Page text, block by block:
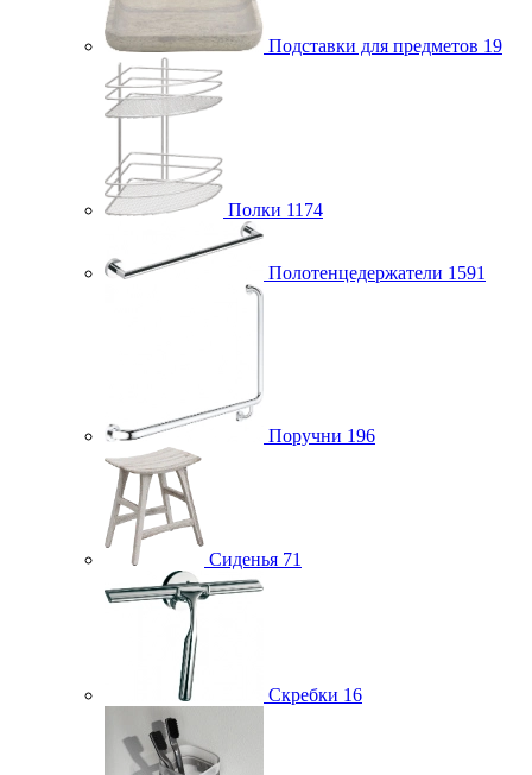
Подставки для предметов 19
Полки 1174
Полотенцедержатели 1591
Поручни 196
Сиденья 71
Скребки 16